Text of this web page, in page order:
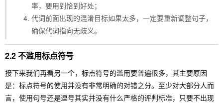
率，要用到恰到好处；
代词前面出现的混淆目标如果太多，一定要重新调整句子，
确保代词指向无歧义。
2.2 不滥用标点符号
接下来我们再看另一个，标点符号的滥用要普遍很多，其主要原因
是：标点符号的使用并没有非常明确的对错之分。至少对大部分人而
言，使用句号还是逗号其实并没有什么严格的评判标准，只要不出现